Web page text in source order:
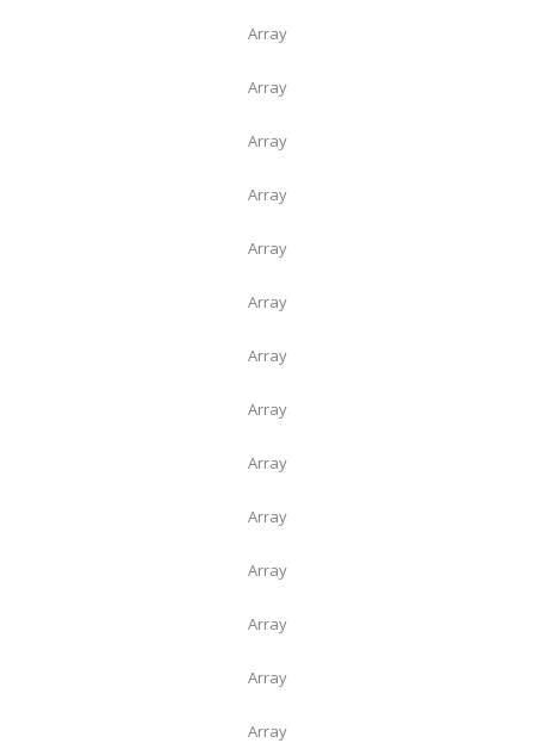
Array
Array
Array
Array
Array
Array
Array
Array
Array
Array
Array
Array
Array
Array